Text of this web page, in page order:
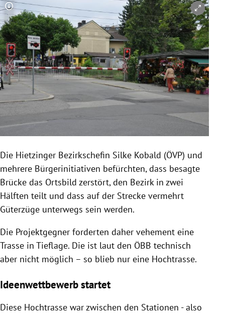
Copyright-Hinweis öffnen/schließen
Die Hietzinger Bezirkschefin Silke Kobald (ÖVP) und
mehrere Bürgerinitiativen befürchten, dass besagte
Brücke das Ortsbild zerstört, den Bezirk in zwei
Hälften teilt und dass auf der Strecke vermehrt
Güterzüge unterwegs sein werden.
Die Projektgegner forderten daher vehement eine
Trasse in Tieflage. Die ist laut den ÖBB technisch
aber nicht möglich – so blieb nur eine Hochtrasse.
Ideenwettbewerb startet
Diese Hochtrasse war zwischen den Stationen - also